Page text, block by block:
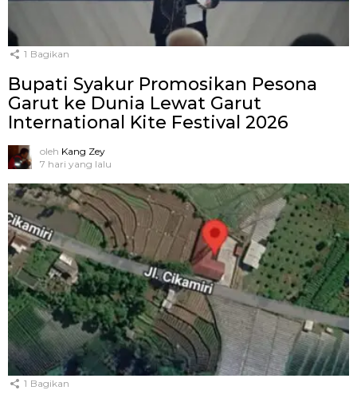
1 Bagikan
Bupati Syakur Promosikan Pesona
Garut ke Dunia Lewat Garut
International Kite Festival 2026
oleh Kang Zey
7 hari yang lalu
1 Bagikan